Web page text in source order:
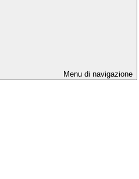
Menu di navigazione